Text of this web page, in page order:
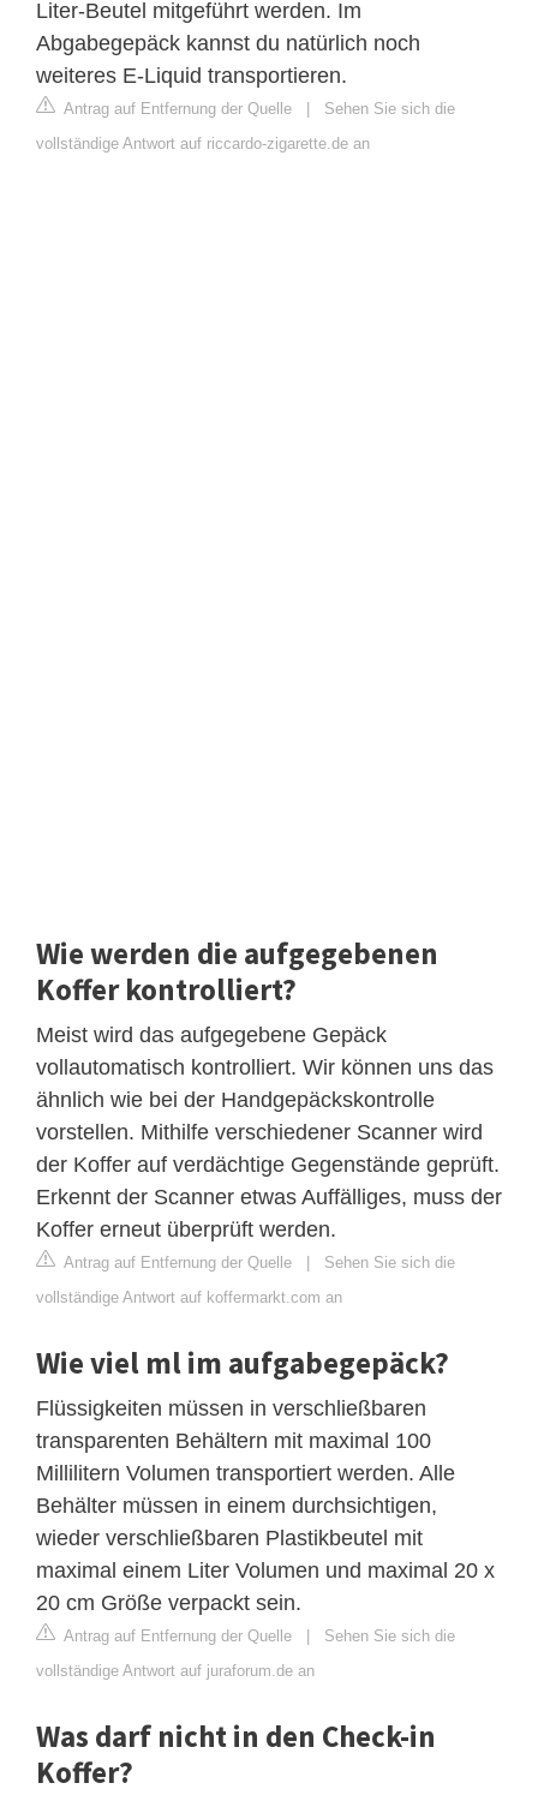
Liter-Beutel mitgeführt werden. Im
Abgabegepäck kannst du natürlich noch
weiteres E-Liquid transportieren.
Antrag auf Entfernung der Quelle | Sehen Sie sich die
vollständige Antwort auf riccardo-zigarette.de an
Wie werden die aufgegebenen
Koffer kontrolliert?
Meist wird das aufgegebene Gepäck
vollautomatisch kontrolliert. Wir können uns das
ähnlich wie bei der Handgepäckskontrolle
vorstellen. Mithilfe verschiedener Scanner wird
der Koffer auf verdächtige Gegenstände geprüft.
Erkennt der Scanner etwas Auffälliges, muss der
Koffer erneut überprüft werden.
Antrag auf Entfernung der Quelle | Sehen Sie sich die
vollständige Antwort auf koffermarkt.com an
Wie viel ml im aufgabegepäck?
Flüssigkeiten müssen in verschließbaren
transparenten Behältern mit maximal 100
Millilitern Volumen transportiert werden. Alle
Behälter müssen in einem durchsichtigen,
wieder verschließbaren Plastikbeutel mit
maximal einem Liter Volumen und maximal 20 x
20 cm Größe verpackt sein.
Antrag auf Entfernung der Quelle | Sehen Sie sich die
vollständige Antwort auf juraforum.de an
Was darf nicht in den Check-in
Koffer?